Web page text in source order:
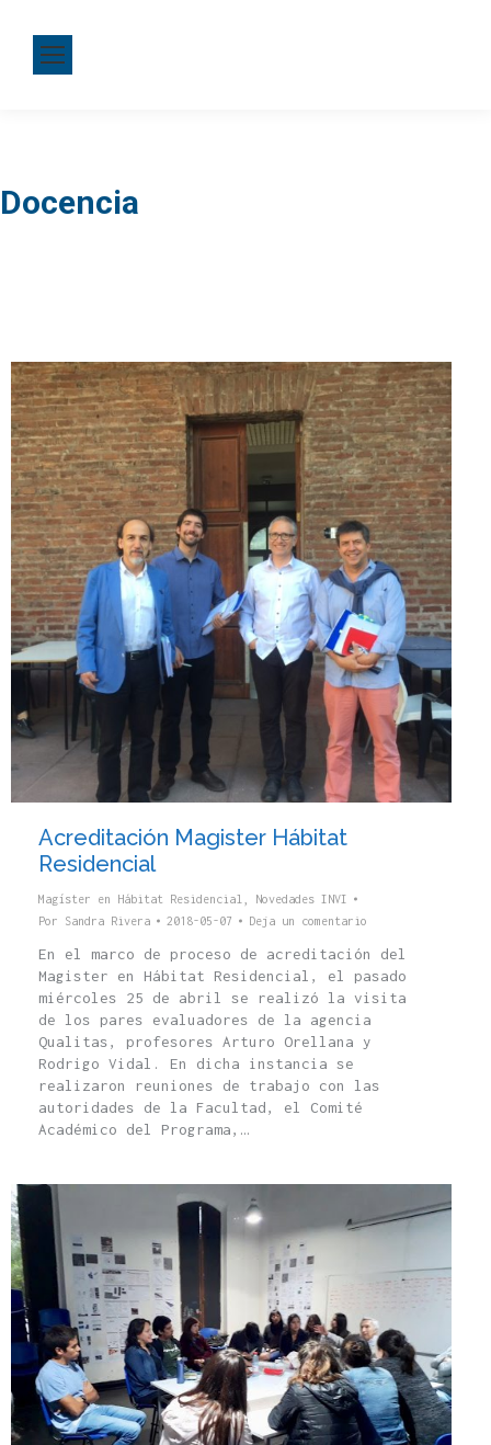
Docencia
Acreditación Magister Hábitat
Residencial
Magíster en Hábitat Residencial
Novedades INVI
Por Sandra Rivera 2018-05-07 Deja un comentario
En el marco de proceso de acreditación del
Magister en Hábitat Residencial, el pasado
miércoles 25 de abril se realizó la visita
de los pares evaluadores de la agencia
Qualitas, profesores Arturo Orellana y
Rodrigo Vidal. En dicha instancia se
realizaron reuniones de trabajo con las
autoridades de la Facultad, el Comité
Académico del Programa,…